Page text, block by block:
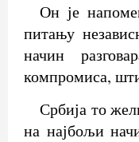
Он је
питању
начин
компромиса,
Србија то
на најбољи